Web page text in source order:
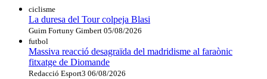
ciclisme
La duresa del Tour colpeja Blasi
Guim Fortuny Gimbert 05/08/2026
futbol
Massiva reacció desagraïda del madridisme al faraònic
fitxatge de Diomande
Redacció Esport3 06/08/2026